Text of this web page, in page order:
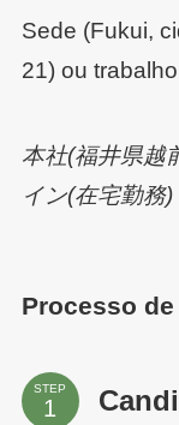
Sede (Fukui,
21) ou
本社(福井県越
イン(在宅勤務)
Processo
STEP